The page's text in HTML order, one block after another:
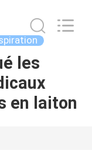
les
en laiton